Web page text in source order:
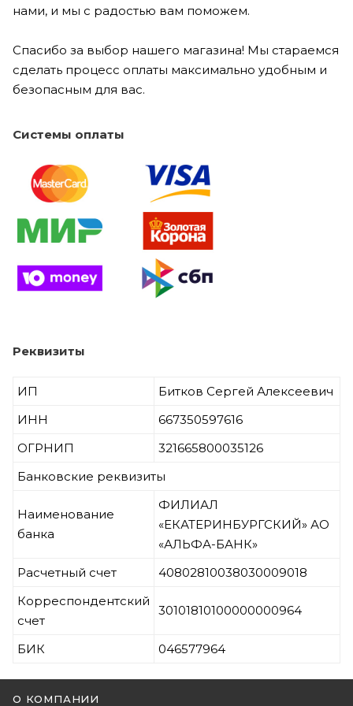
нами, и мы с радостью вам поможем.
Спасибо за выбор нашего магазина! Мы стараемся
сделать процесс оплаты максимально удобным и
безопасным для вас.
Системы оплаты
Реквизиты
ИП
Битков Сергей Алексеевич
ИНН
667350597616
ОГРНИП
321665800035126
Банковские реквизиты
Наименование
банка
ФИЛИАЛ
«ЕКАТЕРИНБУРГСКИЙ» АО
«АЛЬФА-БАНК»
Расчетный счет
40802810038030009018
Корреспондентский
счет
30101810100000000964
БИК 046577964
О КОМПАНИИ